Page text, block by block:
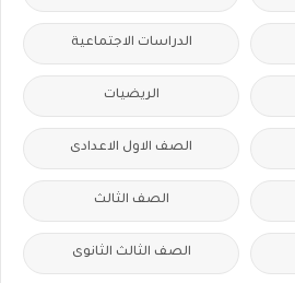
الدراسات الاجتماعية
الريضيات
الصف الاول الاعدادى
الصف الثالث
الصف الثالث الثانوى